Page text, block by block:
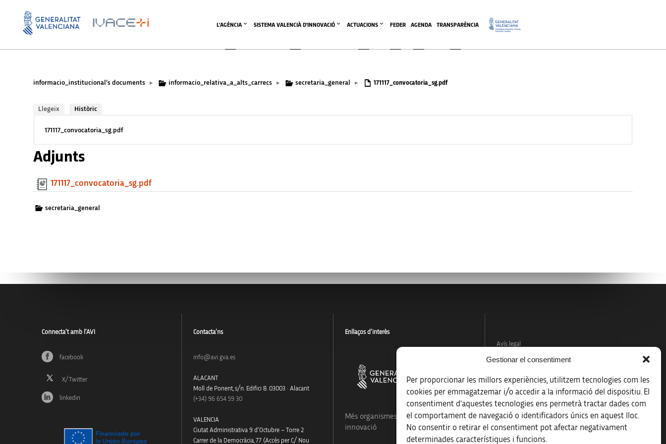
Gestionar el consentiment
Per proporcionar les millors experiències, utilitzem tecnologies com les
cookies per emmagatzemar i/o accedir a la informació del dispositiu. El
consentiment d'aquestes tecnologies ens permetrà tractar dades com
el comportament de navegació o identificadors únics en aquest lloc.
No consentir o retirar el consentiment pot afectar negativament
determinades característiques i funcions.
L'AGÈNCIA SISTEMA VALENCIÀ D'INNOVACIÓ ACTUACIONS FEDER AGENDA TRANSPARÈNCIA .
informacio_institucional’s documents ▸ informacio_relativa_a_alts_carrecs ▸ secretaria_general ▸ 171117_convocatoria_sg.pdf
Llegeix Històric
171117_convocatoria_sg.pdf
Adjunts
171117_convocatoria_sg.pdf
secretaria_general
Connecta’t amb l’AVI
facebook
linkedin
Contacta’ns
info@avi.gva.es
ALACANT
Moll de Ponent, s/n. Edifici B. 03003 · Alacant
(+34) 96 654 59 30
VALENCIA
Ciutat Administrativa 9 d’Octubre – Torre 2
Carrer de la Democràcia, 77 (Accés per C/ Nou
Enllaços d’interès
Més organismes de suport a la
innovació
Avís legal
Registre d’activitats de tractament
Accessibilitat
Mapa web